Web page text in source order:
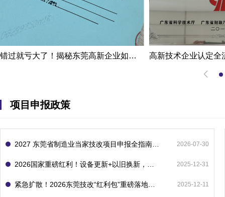
错过就亏大了！揭秘东莞高新企业如何轻松拿下省级技术改造项目300万补贴
项目申报政策
2026-07-30
2025-12-31
2025-12-11